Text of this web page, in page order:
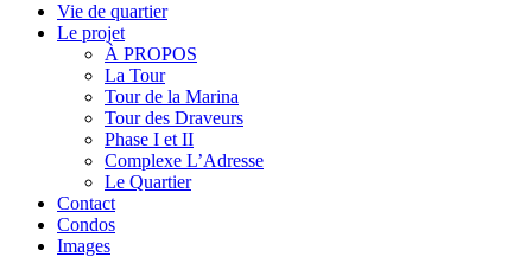
Vie de quartier
Le projet
À PROPOS
La Tour
Tour de la Marina
Tour des Draveurs
Phase I et II
Complexe L’Adresse
Le Quartier
Contact
Condos
Images